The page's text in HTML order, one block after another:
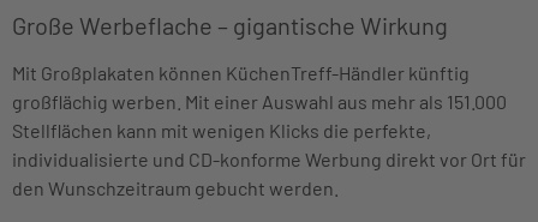
Große Werbeflache – gigantische Wirkung
Mit Großplakaten können KüchenTreff-Händler künftig
großflächig werben. Mit einer Auswahl aus mehr als 151.000
Stellflächen kann mit wenigen Klicks die perfekte,
individualisierte und CD-konforme Werbung direkt vor Ort für
den Wunschzeitraum gebucht werden.